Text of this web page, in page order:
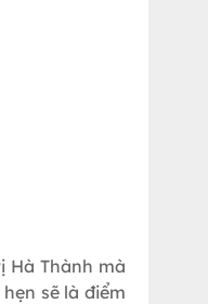
Hà Thành mà
sẽ là điểm